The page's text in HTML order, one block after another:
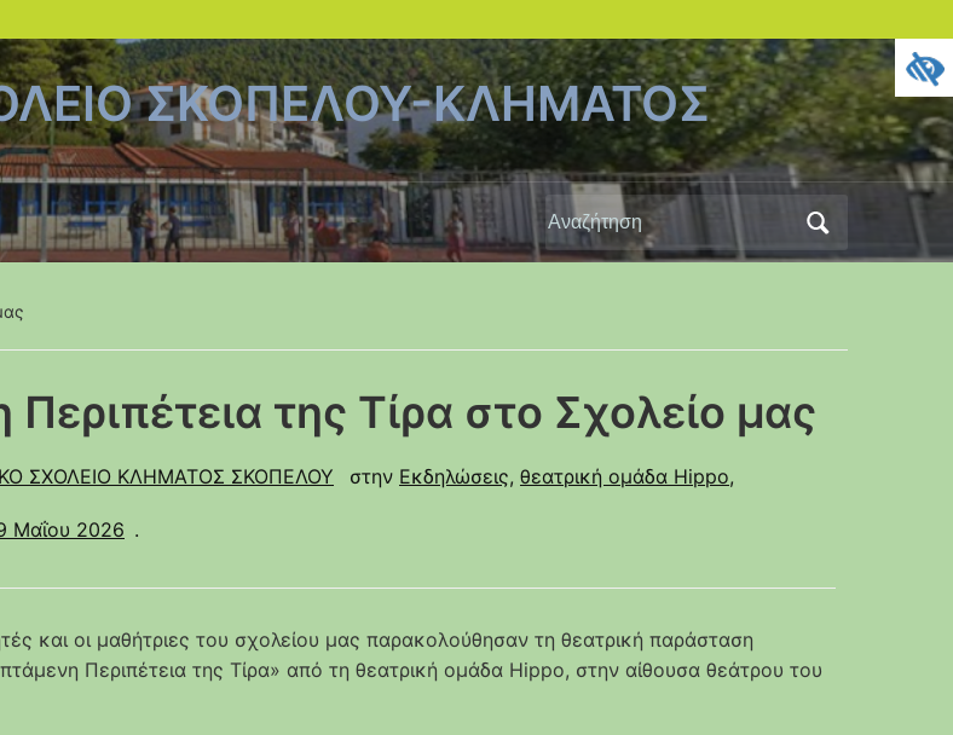
ΣΚΟΠΕΛΟΥ-ΚΛΗΜΑΤΟΣ
Αναζήτηση
για:
Περιπέτεια της Τίρα στο Σχολείο μας
ΣΧΟΛΕΙΟ ΚΛΗΜΑΤΟΣ ΣΚΟΠΕΛΟΥ στην Εκδηλώσεις, θεατρική ομάδα Hippo,
Μαΐου 2026 .
και οι μαθήτριες του σχολείου μας παρακολούθησαν τη θεατρική παράσταση
Περιπέτεια της Τίρα» από τη θεατρική ομάδα Hippo, στην αίθουσα θεάτρου του